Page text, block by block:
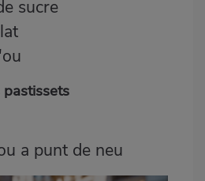
sucre
a punt de neu